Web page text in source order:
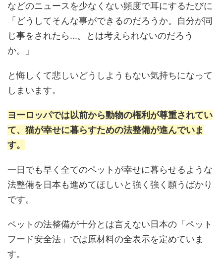
などのニュースを少なくない頻度で耳にするたびに
「どうしてそんな事ができるのだろうか。自分が同
じ事をされたら...。とは考えられないのだろう
か。」
と悔しくて悲しいどうしようもない気持ちになって
しまいます。
ヨーロッパでは以前から動物の権利が尊重されてい
て、猫が幸せに暮らすための法整備が進んでいま
す。
一日でも早く全てのペットが幸せに暮らせるような
法整備を日本も進めてほしいと強く強く願うばかり
です。
ペットの法整備が十分とは言えない日本の「ペット
フード安全法」では原材料の全表示を定めていま
す。